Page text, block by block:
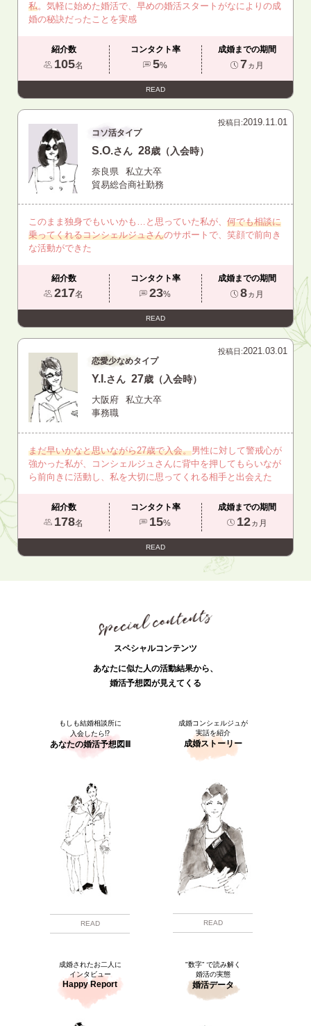
私。気軽に始めた婚活で、早めの婚活スタートがなによりの成
婚の秘訣だったことを実感
紹介数
105名
コンタクト率
5%
成婚までの期間
7ヵ月
READ
投稿日:2019.11.01
コソ活タイプ
S.O.さん 28歳（入会時）
奈良県
私立大卒
貿易総合商社勤務
このまま独身でもいいかも…と思っていた私が、 何でも相談に
乗ってくれるコンシェルジュさんのサポートで、笑顔で前向き
な活動ができた
紹介数
217名
コンタクト率
23%
成婚までの期間
8ヵ月
READ
投稿日:2021.03.01
恋愛少なめタイプ
Y.I.さん 27歳（入会時）
大阪府
私立大卒
事務職
まだ早いかなと思いながら27歳で入会。男性に対して警戒心が
強かった私が、コンシェルジュさんに背中を押してもらいなが
ら前向きに活動し、私を大切に思ってくれる相手と出会えた
紹介数
178名
コンタクト率
15%
成婚までの期間
12ヵ月
READ
スペシャルコンテンツ
あなたに似た人の活動結果から、
婚活予想図が見えてくる
もしも結婚相談所に
入会したら⁉
あなたの婚活予想図Ⅲ
READ
成婚コンシェルジュが
実話を紹介
成婚ストーリー
READ
成婚されたお二人に
インタビュー
Happy Report
"数字” で読み解く
婚活の実態
婚活データ